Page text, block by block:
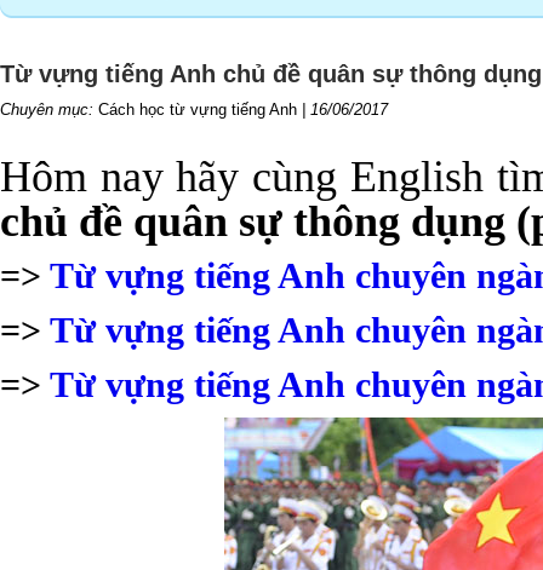
Từ vựng tiếng Anh chủ đề quân sự thông
Chuyên mục: Cách học từ vựng tiếng Anh 16/06/2017
Hôm nay hãy cùng English
chủ đề quân sự thông dụng
=> Từ vựng tiếng Anh chuyên
=> Từ vựng tiếng Anh chuyên
=> Từ vựng tiếng Anh chuyên